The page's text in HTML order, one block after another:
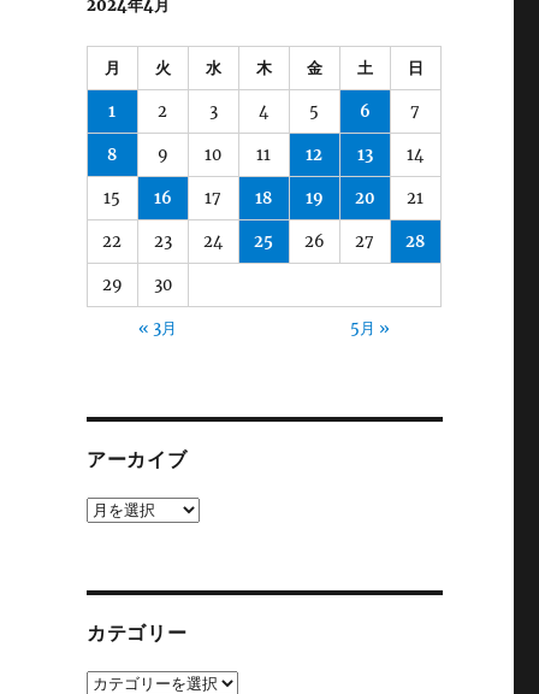
2024年4月
月 火 水 木 金 土 日
1 2 3 4 5 6 7
8 9 10 11 12 13 14
15 16 17 18 19 20 21
22 23 24 25 26 27 28
29 30
« 3月 5月 »
アーカイブ
ア
カテゴリー
カ